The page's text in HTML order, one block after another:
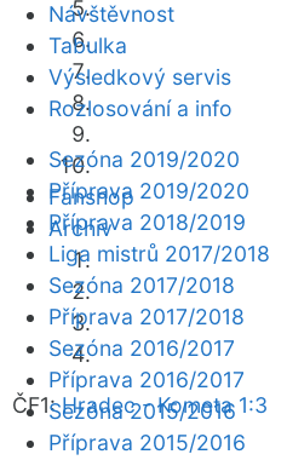
Fanshop
Archiv
ČF1:Hradec - Kometa 1:3
Návštěvnost
Tabulka
Výsledkový servis
Rozlosování a info
Sezóna 2019/2020
Příprava 2019/2020
Příprava 2018/2019
Liga mistrů 2017/2018
Sezóna 2017/2018
Příprava 2017/2018
Sezóna 2016/2017
Příprava 2016/2017
Sezóna 2015/2016
Příprava 2015/2016